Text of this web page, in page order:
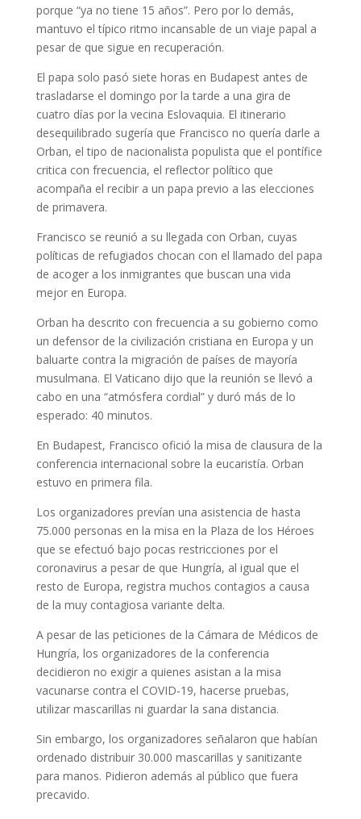
porque “ya no tiene 15 años”. Pero por lo demás,
mantuvo el típico ritmo incansable de un viaje papal a
pesar de que sigue en recuperación.
El papa solo pasó siete horas en Budapest antes de
trasladarse el domingo por la tarde a una gira de
cuatro días por la vecina Eslovaquia. El itinerario
desequilibrado sugería que Francisco no quería darle a
Orban, el tipo de nacionalista populista que el pontífice
critica con frecuencia, el reflector político que
acompaña el recibir a un papa previo a las elecciones
de primavera.
Francisco se reunió a su llegada con Orban, cuyas
políticas de refugiados chocan con el llamado del papa
de acoger a los inmigrantes que buscan una vida
mejor en Europa.
Orban ha descrito con frecuencia a su gobierno como
un defensor de la civilización cristiana en Europa y un
baluarte contra la migración de países de mayoría
musulmana. El Vaticano dijo que la reunión se llevó a
cabo en una “atmósfera cordial” y duró más de lo
esperado: 40 minutos.
En Budapest, Francisco ofició la misa de clausura de la
conferencia internacional sobre la eucaristía. Orban
estuvo en primera fila.
Los organizadores prevían una asistencia de hasta
75.000 personas en la misa en la Plaza de los Héroes
que se efectuó bajo pocas restricciones por el
coronavirus a pesar de que Hungría, al igual que el
resto de Europa, registra muchos contagios a causa
de la muy contagiosa variante delta.
A pesar de las peticiones de la Cámara de Médicos de
Hungría, los organizadores de la conferencia
decidieron no exigir a quienes asistan a la misa
vacunarse contra el COVID-19, hacerse pruebas,
utilizar mascarillas ni guardar la sana distancia.
Sin embargo, los organizadores señalaron que habían
ordenado distribuir 30.000 mascarillas y sanitizante
para manos. Pidieron además al público que fuera
precavido.